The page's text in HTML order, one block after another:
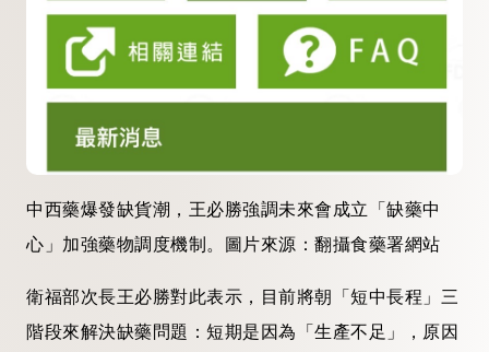
中西藥爆發缺貨潮，王必勝強調未來會成立「缺藥中
心」加強藥物調度機制。圖片來源：翻攝食藥署網站
衛福部次長王必勝對此表示，目前將朝「短中長程」三
階段來解決缺藥問題：短期是因為「生產不足」，原因